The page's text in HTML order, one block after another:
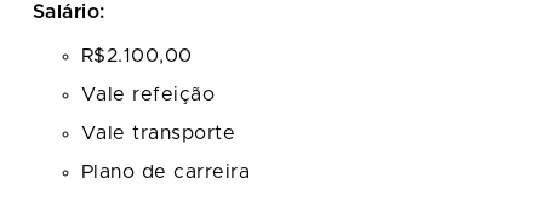
Salário:
R$2.100,00
Vale refeição
Vale transporte
Plano de carreira